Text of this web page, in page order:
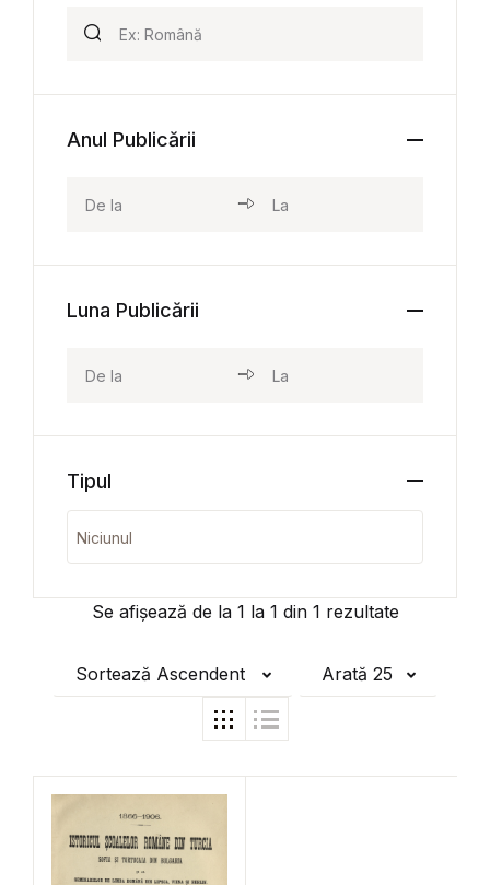
Se afișează de la 1 la 1 din 1 rezultate
Sortează Ascendent Arată 25
Anul Publicării
Luna Publicării
Tipul